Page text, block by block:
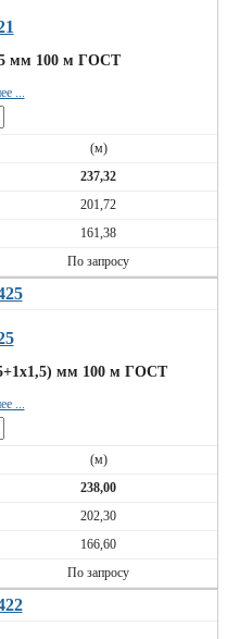
мм 100 м ГОСТ
...
(м)
237,32
201,72
161,38
По запросу
мм 100 м ГОСТ
...
(м)
238,00
202,30
166,60
По запросу